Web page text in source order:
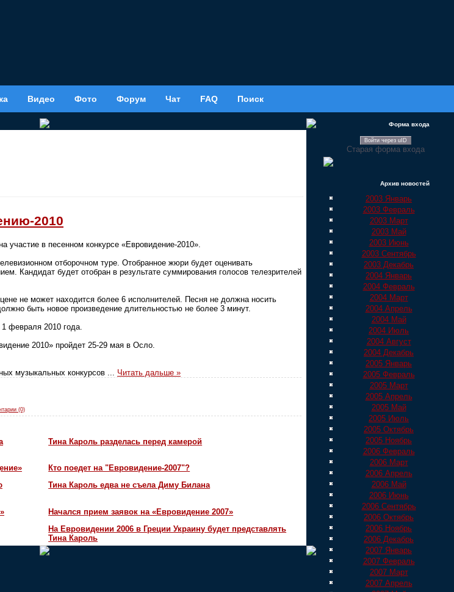
Видео Фото Форум Чат FAQ Поиск
2010
участие в песенном конкурсе «Евровидение-2010».
отборочном туре. Отобранное жюри будет оценивать
Кандидат будет отобран в результате суммирования голосов телезрителей
не может находится более 6 исполнителей. Песня не должна носить
быть новое произведение длительностью не более 3 минут.
февраля 2010 года.
2010» пройдет 25-29 мая в Осло.
музыкальных конкурсов ... Читать дальше »
(0)
Тина Кароль разделась перед камерой
Кто поедет на "Евровидение-2007"?
Тина Кароль едва не съела Диму Билана
Начался прием заявок на «Евровидение 2007»
На Евровидении 2006 в Греции Украину будет представлять
Тина Кароль
Форма входа
Войти через uID
Старая форма входа
Архив новостей
2003 Январь
2003 Февраль
2003 Март
2003 Май
2003 Июнь
2003 Сентябрь
2003 Декабрь
2004 Январь
2004 Февраль
2004 Март
2004 Апрель
2004 Май
2004 Июль
2004 Август
2004 Декабрь
2005 Январь
2005 Февраль
2005 Март
2005 Апрель
2005 Май
2005 Июль
2005 Октябрь
2005 Ноябрь
2006 Февраль
2006 Март
2006 Апрель
2006 Май
2006 Июнь
2006 Сентябрь
2006 Октябрь
2006 Ноябрь
2006 Декабрь
2007 Январь
2007 Февраль
2007 Март
2007 Апрель